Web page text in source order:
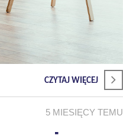
CZYTAJ WIĘCEJ
5 MIESIĘCY TEMU